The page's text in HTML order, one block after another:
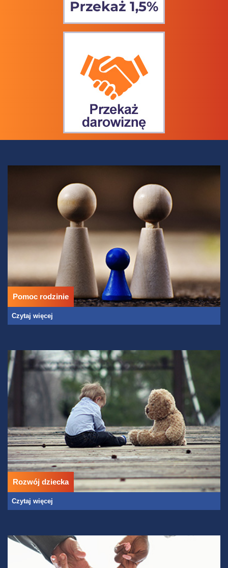
Pomoc rodzinie
Czytaj więcej
Rozwój dziecka
Czytaj więcej